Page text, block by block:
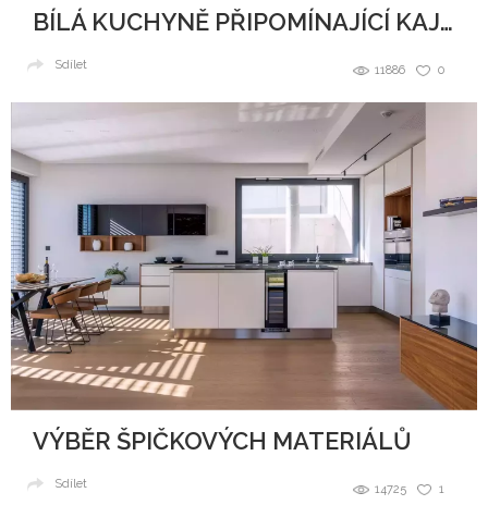
BÍLÁ KUCHYNĚ PŘIPOMÍNAJÍCÍ KAJUTU NA LODI
0
11886
Sdílet
VÝBĚR ŠPIČKOVÝCH MATERIÁLŮ
1
14725
Sdílet